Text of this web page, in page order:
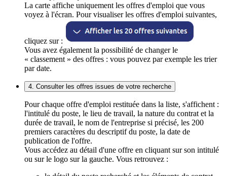
La carte affiche uniquement les offres d'emploi que vous
voyez à l'écran. Pour visualiser les offres d'emploi suivantes,
cliquez sur :
Vous avez également la possibilité de changer le
« classement » des offres : vous pouvez par exemple les trier
par date.
4. Consulter les offres issues de votre recherche
Pour chaque offre d'emploi restituée dans la liste, s'affichent :
l'intitulé du poste, le lieu de travail, la nature du contrat et la
durée de travail, le nom de l'entreprise si précisé, les 200
premiers caractères du descriptif du poste, la date de
publication de l'offre.
Vous accédez au détail d'une offre en cliquant sur son intitulé
ou sur le logo sur la gauche. Vous retrouvez :